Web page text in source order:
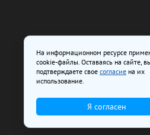
Все рекламные товары
изготовлена и размещена
На сайте www.irk.ru
от 29 октября 2018 г.,
ООО «Ирк.ру». Главный
Телефон редакции:
+7
На информационном ресурсе
cookie-файлы. Оставаясь на сайте,
подтверждаете свое согласие на их
использование.
Я согласен